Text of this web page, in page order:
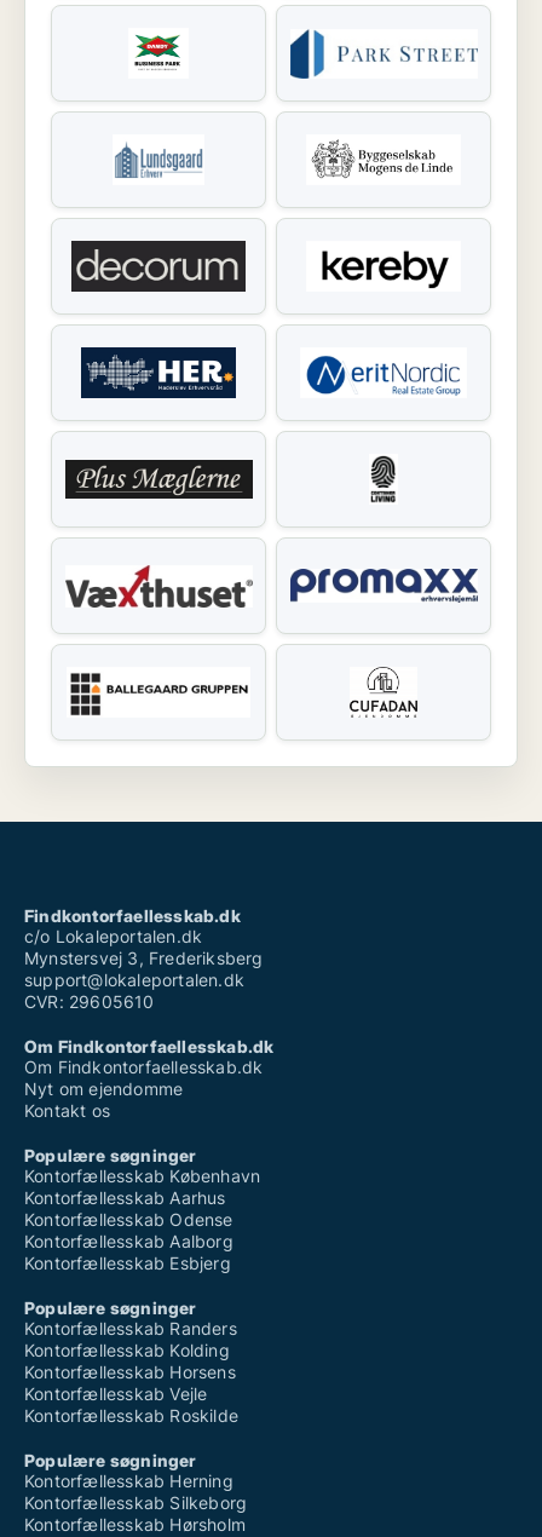
Findkontorfaellesskab.dk
c/o Lokaleportalen.dk
Mynstersvej 3, Frederiksberg
support@lokaleportalen.dk
CVR: 29605610
Om Findkontorfaellesskab.dk
Om Findkontorfaellesskab.dk
Nyt om ejendomme
Kontakt os
Populære søgninger
Kontorfællesskab København
Kontorfællesskab Aarhus
Kontorfællesskab Odense
Kontorfællesskab Aalborg
Kontorfællesskab Esbjerg
Populære søgninger
Kontorfællesskab Randers
Kontorfællesskab Kolding
Kontorfællesskab Horsens
Kontorfællesskab Vejle
Kontorfællesskab Roskilde
Populære søgninger
Kontorfællesskab Herning
Kontorfællesskab Silkeborg
Kontorfællesskab Hørsholm